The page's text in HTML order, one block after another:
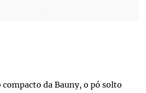
compacto da Bauny, o pó solto